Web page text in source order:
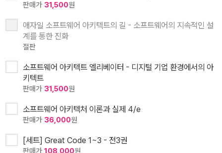
판매가 31,500원
애자일 소프트웨어 아키텍트의 길 - 소프트웨어의 지속적인 설
계를 통한 진화
절판
소프트웨어 아키텍트 엘리베이터 - 디지털 기업 환경에서의 아
키텍트
판매가 31,500원
소프트웨어 아키텍처 이론과 실제 4/e
판매가 36,000원
[세트] Great Code 1~3 - 전3권
판매가 108,000원